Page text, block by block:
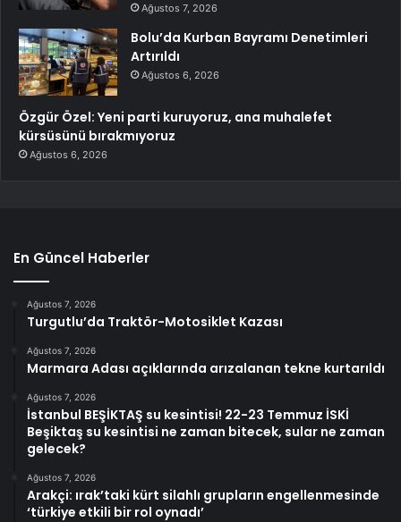
Ağustos 7, 2026
Bolu’da Kurban Bayramı Denetimleri
Artırıldı
Ağustos 6, 2026
Özgür Özel: Yeni parti kuruyoruz, ana muhalefet
kürsüsünü bırakmıyoruz
Ağustos 6, 2026
En Güncel Haberler
Ağustos 7, 2026
Turgutlu’da Traktör-Motosiklet Kazası
Ağustos 7, 2026
Marmara Adası açıklarında arızalanan tekne kurtarıldı
Ağustos 7, 2026
İstanbul BEŞİKTAŞ su kesintisi! 22-23 Temmuz İSKİ
Beşiktaş su kesintisi ne zaman bitecek, sular ne zaman
gelecek?
Ağustos 7, 2026
Arakçi: ırak’taki kürt silahlı grupların engellenmesinde
‘türkiye etkili bir rol oynadı’